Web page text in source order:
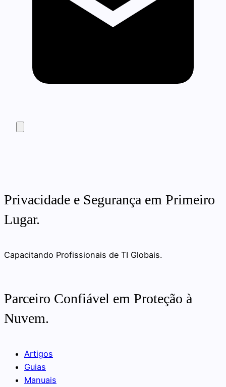
Privacidade e Segurança em Primeiro
Lugar.
Capacitando Profissionais de TI Globais.
Parceiro Confiável em Proteção à
Nuvem.
Artigos
Guias
Manuais